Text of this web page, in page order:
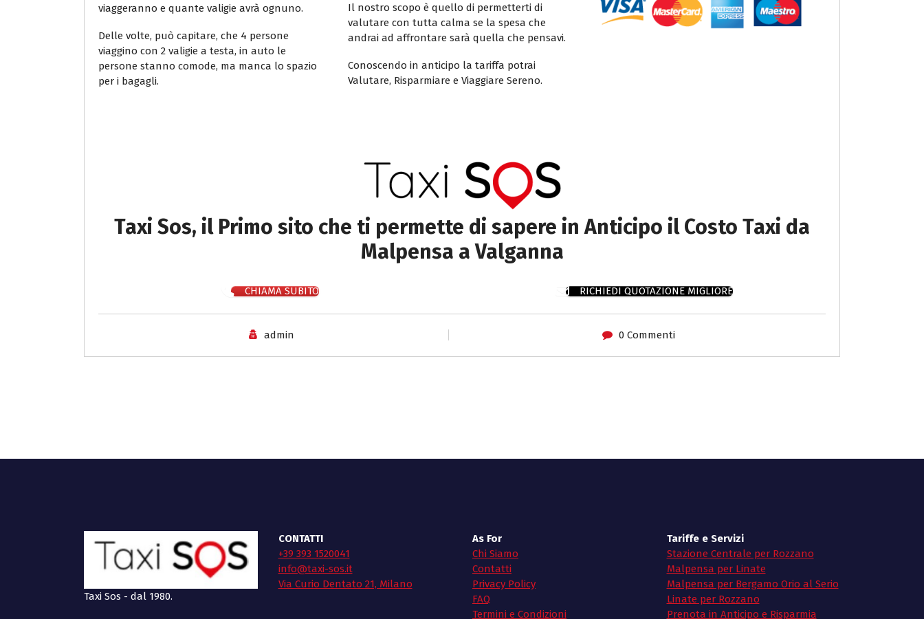
viaggeranno e quante valigie avrà ognuno.
Delle volte, può capitare, che 4 persone
viaggino con 2 valigie a testa, in auto le
persone stanno comode, ma manca lo spazio
per i bagagli.
Il nostro scopo è quello di permetterti di
valutare con tutta calma se la spesa che
andrai ad affrontare sarà quella che pensavi.
Conoscendo in anticipo la tariffa potrai
Valutare, Risparmiare e Viaggiare Sereno.
Taxi Sos, il Primo sito che ti permette di sapere in Anticipo il Costo Taxi da
Malpensa a Valganna
CHIAMA SUBITO RICHIEDI QUOTAZIONE MIGLIORE
admin 0 Commenti
Taxi Sos - dal 1980.
CONTATTI
+39 393 1520041
info@taxi-sos.it
Via Curio Dentato 21, Milano
As For
Chi Siamo
Contatti
Privacy Policy
FAQ
Termini e Condizioni
Tariffe e Servizi
Stazione Centrale per Rozzano
Malpensa per Linate
Malpensa per Bergamo Orio al Serio
Linate per Rozzano
Prenota in Anticipo e Risparmia